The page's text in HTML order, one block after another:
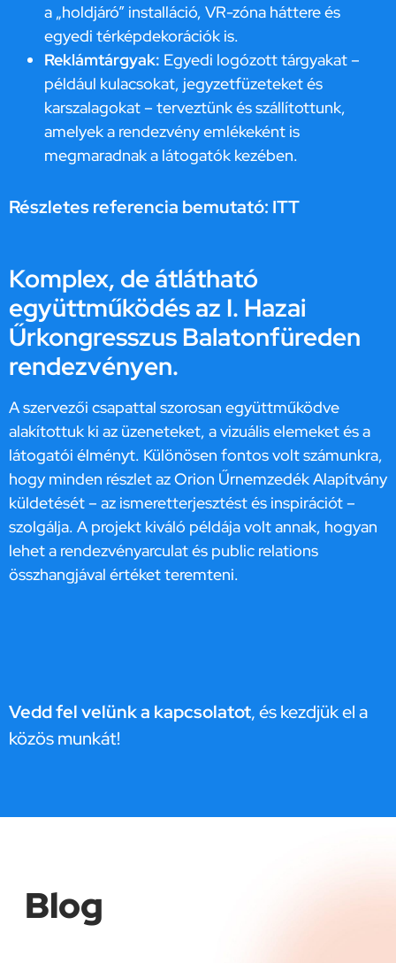
a „holdjáró” installáció, VR-zóna háttere és
egyedi térképdekorációk is.
Reklámtárgyak: Egyedi logózott tárgyakat –
például kulacsokat, jegyzetfüzeteket és
karszalagokat – terveztünk és szállítottunk,
amelyek a rendezvény emlékeként is
megmaradnak a látogatók kezében.
Részletes referencia bemutató: ITT
Komplex, de átlátható
együttműködés az I. Hazai
Űrkongresszus Balatonfüreden
rendezvényen.
A szervezői csapattal szorosan együttműködve
alakítottuk ki az üzeneteket, a vizuális elemeket és a
látogatói élményt. Különösen fontos volt számunkra,
hogy minden részlet az Orion Űrnemzedék Alapítvány
küldetését – az ismeretterjesztést és inspirációt –
szolgálja. A projekt kiváló példája volt annak, hogyan
lehet a rendezvényarculat és public relations
összhangjával értéket teremteni.
Vedd fel velünk a kapcsolatot, és kezdjük el a
közös munkát!
Blog